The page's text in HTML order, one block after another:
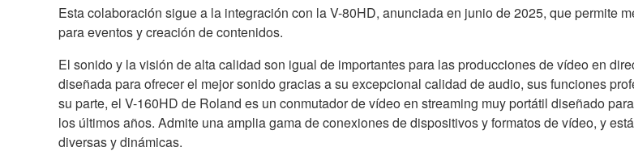
Esta colaboración sigue a la integración con la V-80HD, anunciada en junio de 2025, que permite
para eventos y creación de contenidos.
El sonido y la visión de alta calidad son igual de importantes para las producciones de vídeo en
diseñada para ofrecer el mejor sonido gracias a su excepcional calidad de audio, sus funciones
su parte, el V-160HD de Roland es un conmutador de vídeo en streaming muy portátil diseñado
los últimos años. Admite una amplia gama de conexiones de dispositivos y formatos de vídeo, y
diversas y dinámicas.